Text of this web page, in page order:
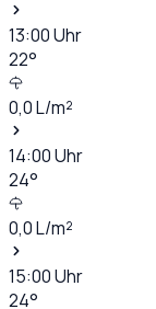
13:00Uhr
22°
0,0L/m²
14:00Uhr
24°
0,0L/m²
15:00Uhr
24°